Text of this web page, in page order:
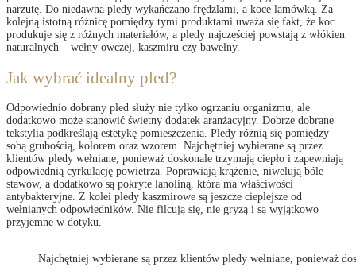
narzutę. Do niedawna pledy wykańczano frędzlami, a koce lamówką. Za
kolejną istotną różnicę pomiędzy tymi produktami uważa się fakt, że koc
produkuje się z różnych materiałów, a pledy najczęściej powstają z włókien
naturalnych – wełny owczej, kaszmiru czy bawełny.
Jak wybrać idealny pled?
Odpowiednio dobrany pled służy nie tylko ogrzaniu organizmu, ale
dodatkowo może stanowić świetny dodatek aranżacyjny. Dobrze dobrane
tekstylia podkreślają estetykę pomieszczenia. Pledy różnią się pomiędzy
sobą grubością, kolorem oraz wzorem. Najchętniej wybierane są przez
klientów pledy wełniane, ponieważ doskonale trzymają ciepło i zapewniają
odpowiednią cyrkulację powietrza. Poprawiają krążenie, niwelują bóle
stawów, a dodatkowo są pokryte lanoliną, która ma właściwości
antybakteryjne. Z kolei pledy kaszmirowe są jeszcze cieplejsze od
wełnianych odpowiedników. Nie filcują się, nie gryzą i są wyjątkowo
przyjemne w dotyku.
Najchętniej wybierane są przez klientów pledy wełniane, ponieważ